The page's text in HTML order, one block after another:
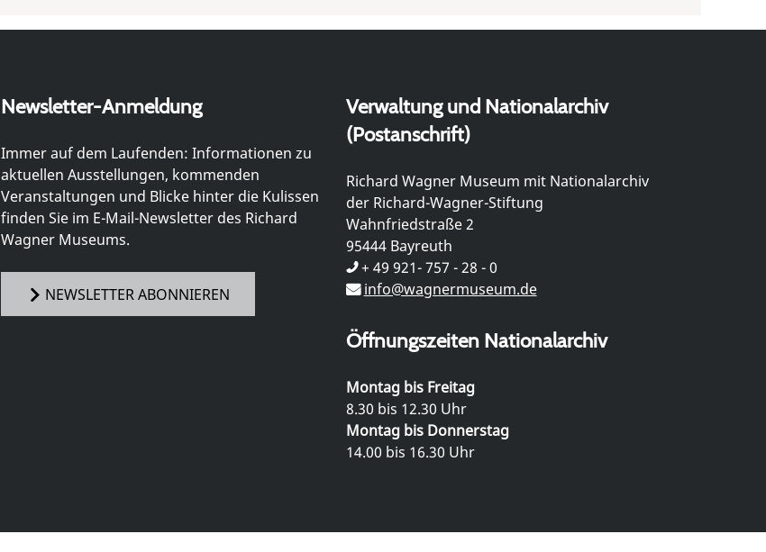
Newsletter-Anmeldung
Immer auf dem Laufenden: Informationen zu
aktuellen Ausstellungen, kommenden
Veranstaltungen und Blicke hinter die Kulissen
finden Sie im E-Mail-Newsletter des Richard
Wagner Museums.
NEWSLETTER ABONNIEREN
Verwaltung und Nationalarchiv
(Postanschrift)
Richard Wagner Museum mit Nationalarchiv
der Richard-Wagner-Stiftung
Wahnfriedstraße 2
95444 Bayreuth
+ 49 921- 757 - 28 - 0
info@wagnermuseum.de
Öffnungszeiten Nationalarchiv
Montag bis Freitag
8.30 bis 12.30 Uhr
Montag bis Donnerstag
14.00 bis 16.30 Uhr